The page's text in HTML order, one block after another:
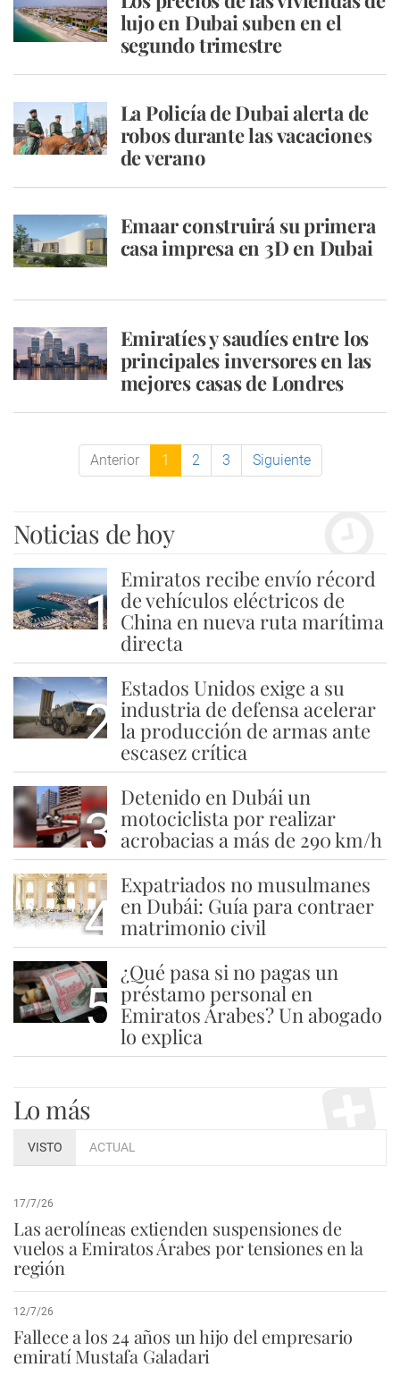
lujo en Dubai suben en el
segundo trimestre
La Policía de Dubai alerta de
robos durante las vacaciones
de verano
Emaar construirá su primera
casa impresa en 3D en Dubai
Emiratíes y saudíes entre los
principales inversores en las
mejores casas de Londres
Anterior 1 2 3 Siguiente
Noticias de hoy
1
Emiratos recibe envío récord
de vehículos eléctricos de
China en nueva ruta marítima
directa
2
Estados Unidos exige a su
industria de defensa acelerar
la producción de armas ante
escasez crítica
3
Detenido en Dubái un
motociclista por realizar
acrobacias a más de 290 km/h
4
Expatriados no musulmanes
en Dubái: Guía para contraer
matrimonio civil
5
¿Qué pasa si no pagas un
préstamo personal en
Emiratos Árabes? Un abogado
lo explica
Lo más
VISTO ACTUAL
17/7/26
Las aerolíneas extienden suspensiones de
vuelos a Emiratos Árabes por tensiones en la
región
12/7/26
Fallece a los 24 años un hijo del empresario
emiratí Mustafa Galadari